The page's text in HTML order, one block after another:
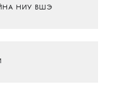
НИУ ВШЭ